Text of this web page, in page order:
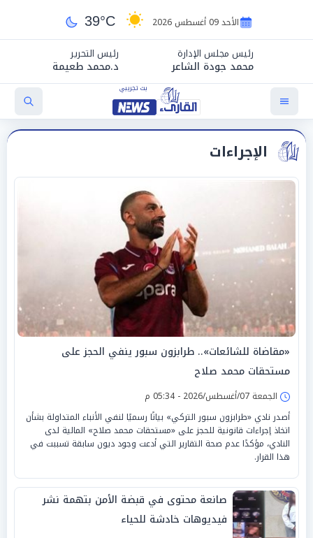
الأحد 09 أغسطس 2026 39°C
رئيس مجلس الإدارة
محمد جودة الشاعر
رئيس التحرير
د.محمد طعيمة
الإجراءات
«مقاضاة للشائعات».. طرابزون سبور ينفي الحجز على
مستحقات محمد صلاح
الجمعة 07/أغسطس/2026 - 05:34 م
أصدر نادي «طرابزون سبور التركي» بيانًا رسميًا لنفي الأنباء المتداولة بشأن
اتخاذ إجراءات قانونية للحجز على «مستحقات محمد صلاح» المالية لدى
النادي، مؤكدًا عدم صحة التقارير التي أدعت وجود ديون سابقة تسببت في
هذا القرار.
صانعة محتوى في قبضة الأمن بتهمة نشر
فيديوهات خادشة للحياء